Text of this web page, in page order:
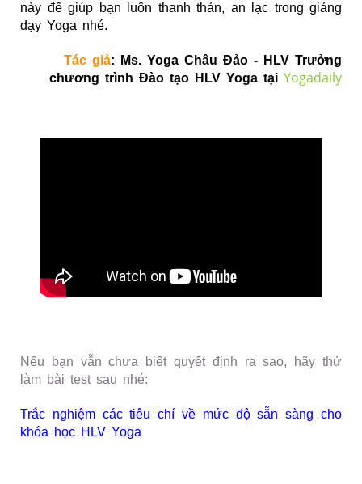
này để giúp bạn luôn thanh thản, an lạc trong giảng
dạy Yoga nhé.
Tác giả: Ms. Yoga Châu Đảo - HLV Trưởng
chương trình Đào tạo HLV Yoga tại Yogadaily
Nếu bạn vẫn chưa biết quyết định ra sao, hãy thử
làm bài test sau nhé:
Trắc nghiệm các tiêu chí về mức độ sẵn sàng cho
khóa học HLV Yoga